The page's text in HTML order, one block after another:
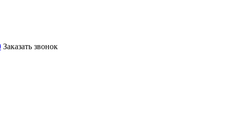
Заказать звонок